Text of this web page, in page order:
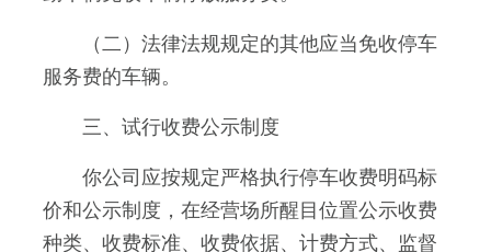
（二）法律法规规定的其他应当免收停车
服务费的车辆。
三、试行收费公示制度
你公司应按规定严格执行停车收费明码标
价和公示制度，在经营场所醒目位置公示收费
种类、收费标准、收费依据、计费方式、监督